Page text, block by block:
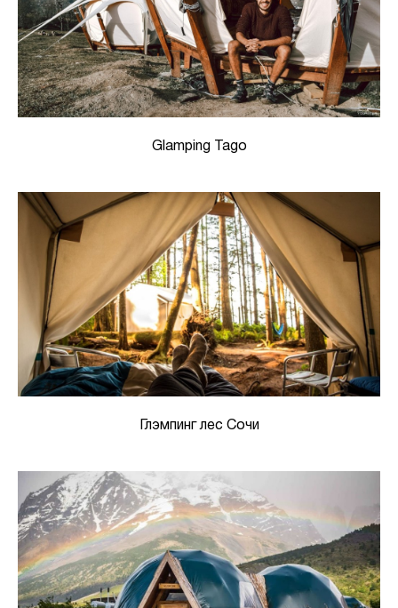
Glamping Tago
Глэмпинг лес Сочи